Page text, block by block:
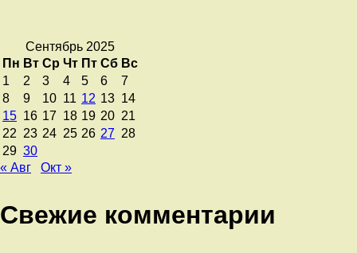
Сентябрь 2025
Пн Вт Ср Чт Пт Сб Вс
1
2 3 4 5 6
7
8
9 10 11 12 13 14
15 16 17 18 19 20 21
22 23 24 25 26 27 28
29 30
« Авг
Окт »
Свежие комментарии